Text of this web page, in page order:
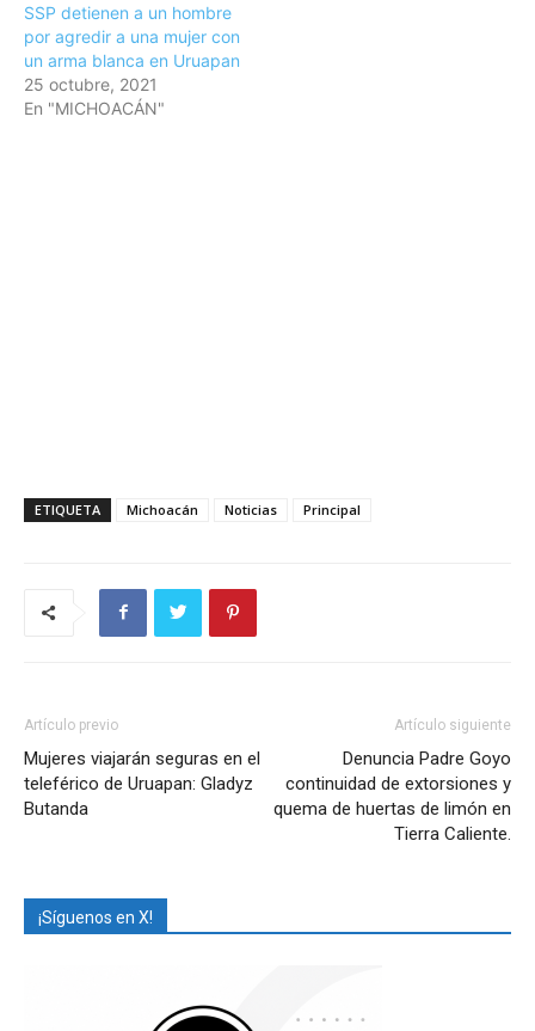
SSP detienen a un hombre
por agredir a una mujer con
un arma blanca en Uruapan
25 octubre, 2021
En "MICHOACÁN"
ETIQUETA Michoacán Noticias Principal
Artículo previo
Mujeres viajarán seguras en el
teleférico de Uruapan: Gladyz
Butanda
Artículo siguiente
Denuncia Padre Goyo
continuidad de extorsiones y
quema de huertas de limón en
Tierra Caliente.
¡Síguenos en X!